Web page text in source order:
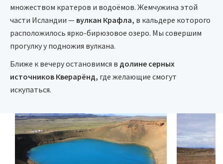
множеством кратеров и водоёмов. Жемчужина этой
части Исландии — вулкан Крафла, в кальдере которого
расположилось ярко-бирюзовое озеро. Мы совершим
прогулку у подножия вулкана.
Ближе к вечеру остановимся в долине серных
источников Кверарёнд, где желающие смогут
искупаться.